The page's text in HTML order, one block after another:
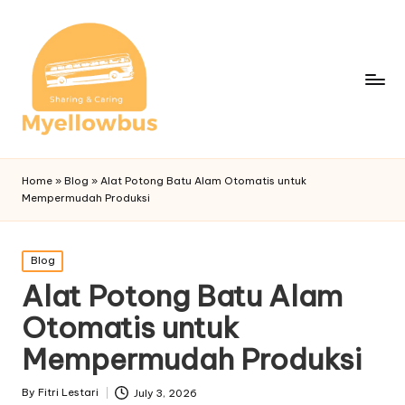
Home » Blog » Alat Potong Batu Alam Otomatis untuk
Mempermudah Produksi
Posted
in
Blog
Alat Potong Batu Alam
Otomatis untuk
Mempermudah Produksi
Posted
By Fitri Lestari July 3, 2026